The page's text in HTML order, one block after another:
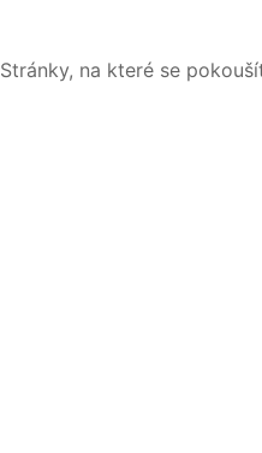
Stránky, na které se